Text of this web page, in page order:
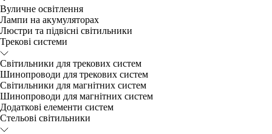
Вуличне освітлення
Лампи на акумуляторах
Люстри та підвісні світильники
Трекові системи
Світильники для трекових систем
Шинопроводи для трекових систем
Світильники для магнітних систем
Шинопроводи для магнітних систем
Додаткові елементи систем
Cтельові світильники